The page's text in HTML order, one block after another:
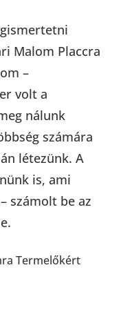
Malom Placcra
–
volt a
nálunk
számára
létezünk. A
is, ami
számolt be az
Termelőkért